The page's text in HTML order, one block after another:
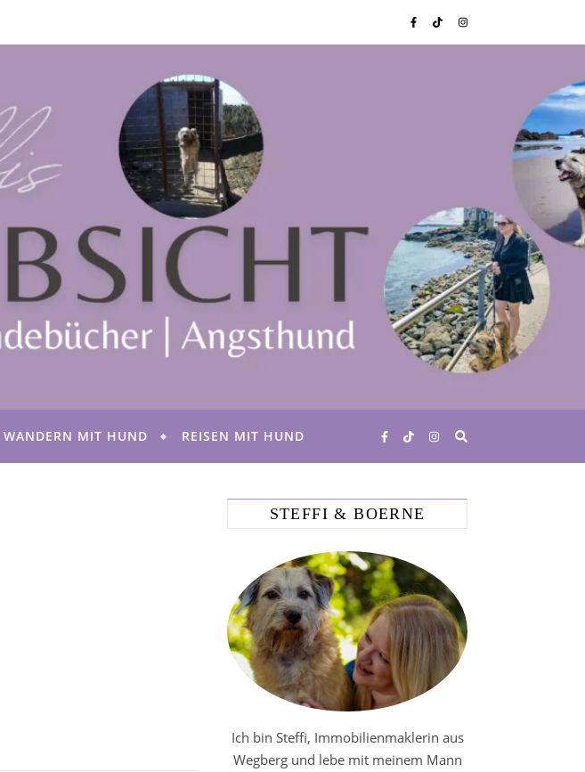
WANDERN MIT HUND REISEN MIT HUND
STEFFI & BOERNE
Ich bin Steffi, Immobilienmaklerin aus
Wegberg und lebe mit meinem Mann